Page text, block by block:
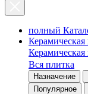
полный
Керамическая
Керамическая
Вся плитка
Назначение
Популярное